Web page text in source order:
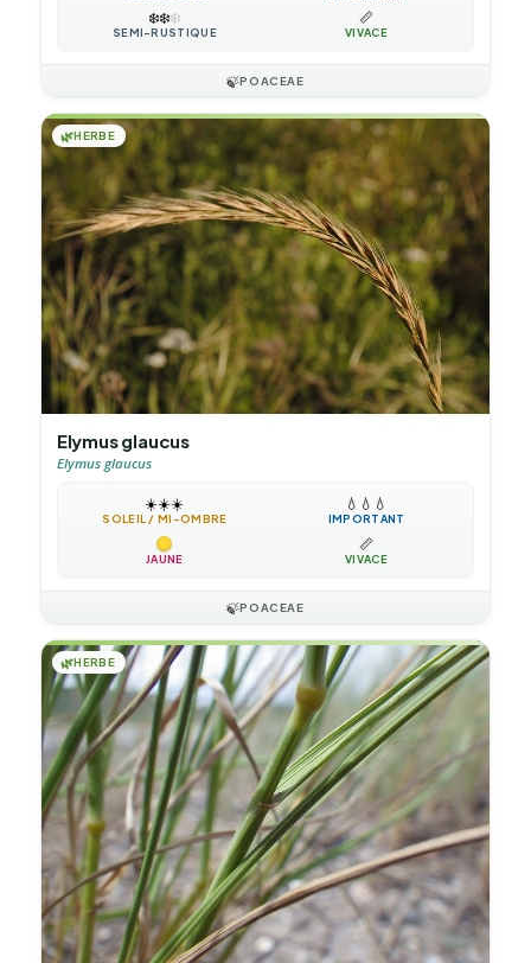
❄️❄️❄️
SEMI-RUSTIQUE
📏
VIVACE
🍃POACEAE
🌿HERBE
Elymus glaucus
Elymus glaucus
☀️☀️☀️
SOLEIL / MI-OMBRE
💧 💧 💧
IMPORTANT
JAUNE
📏
VIVACE
🍃POACEAE
🌿HERBE